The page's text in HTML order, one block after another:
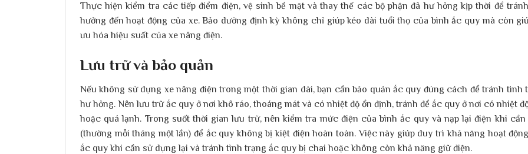
Thực hiện kiểm tra các tiếp điểm điện, vệ sinh bề mặt và thay thế các bộ phận đã hư hỏng kịp thời để
hưởng đến hoạt động của xe. Bảo dưỡng định kỳ không chỉ giúp kéo dài tuổi thọ của bình ắc quy mà còn
ưu hóa hiệu suất của xe nâng điện.
Lưu trữ và bảo quản
Nếu không sử dụng xe nâng điện trong một thời gian dài, bạn cần bảo quản ắc quy đúng cách để tránh tình
hư hỏng. Nên lưu trữ ắc quy ở nơi khô ráo, thoáng mát và có nhiệt độ ổn định, tránh để ắc quy ở nơi có nhiệt
hoặc quá lạnh. Trong suốt thời gian lưu trữ, nên kiểm tra mức điện của bình ắc quy và nạp lại điện khi
(thường mỗi tháng một lần) để ắc quy không bị kiệt điện hoàn toàn. Việc này giúp duy trì khả năng hoạt
ắc quy khi cần sử dụng lại và tránh tình trạng ắc quy bị chai hoặc không còn khả năng giữ điện.